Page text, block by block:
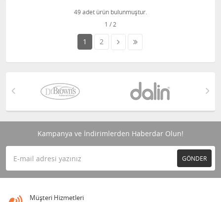
49 adet ürün bulunmuştur.
1 2
Kampanya ve İndirimlerden Haberdar Olun!
GÖNDER
Müşteri Hizmetleri